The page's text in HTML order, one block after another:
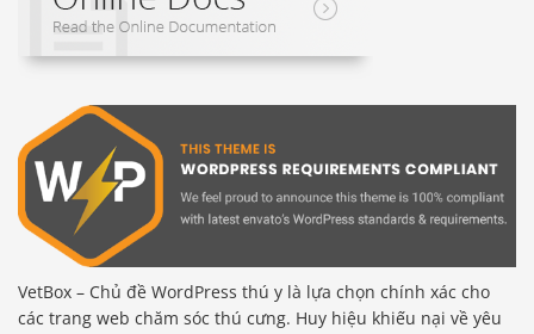
VetBox – Chủ đề WordPress thú y là lựa chọn chính xác cho
các trang web chăm sóc thú cưng. Huy hiệu khiếu nại về yêu